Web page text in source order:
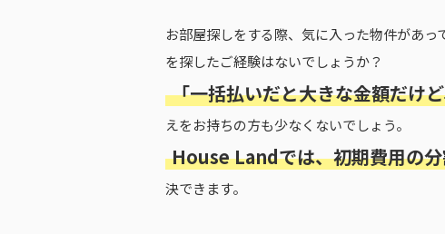
お部屋探しをする際、気に入った物件があ
を探したご経験はないでしょうか？
「一括払いだと大きな金額だけ
えをお持ちの方も少なくないでしょう。
House Landでは、初期費用の
決できます。